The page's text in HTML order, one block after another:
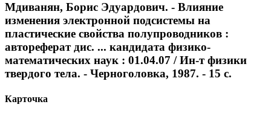
Мдиванян, Борис Эдуардович. - Влияние
изменения электронной подсистемы на
пластические свойства полупроводников :
автореферат дис. ... кандидата физико-
математических наук : 01.04.07 / Ин-т физики
твердого тела. - Черноголовка, 1987. - 15 с.
Карточка